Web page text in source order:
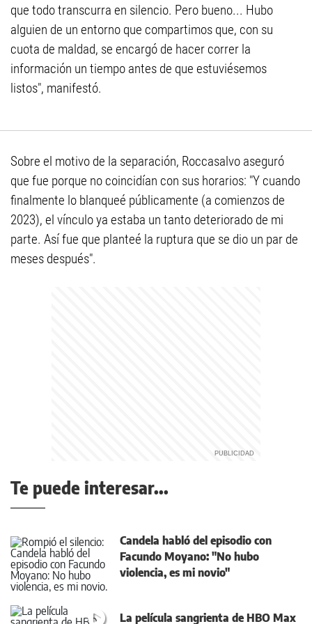
que todo transcurra en silencio. Pero bueno... Hubo
alguien de un entorno que compartimos que, con su
cuota de maldad, se encargó de hacer correr la
información un tiempo antes de que estuviésemos
listos", manifestó.
Sobre el motivo de la separación, Roccasalvo aseguró
que fue porque no coincidían con sus horarios: "Y cuando
finalmente lo blanqueé públicamente (a comienzos de
2023), el vínculo ya estaba un tanto deteriorado de mi
parte. Así fue que planteé la ruptura que se dio un par de
meses después".
Te puede interesar...
Candela habló del episodio con
Facundo Moyano: "No hubo
violencia, es mi novio"
La película sangrienta de HBO Max